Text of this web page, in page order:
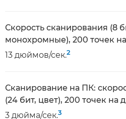
Скорость сканирования (8
монохромные), 200 точек
13 дюймов/сек.2
Сканирование на ПК:
(24 бит, цвет), 200 точек на
3 дюйма/сек.3